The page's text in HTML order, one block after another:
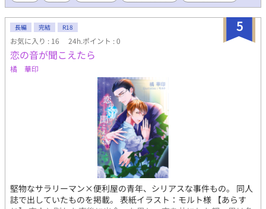
徐々に増えていきます。 タカトとその父の雅貴の間にある軋轢。
その理由は、過去にありました。 出会いの全てが、過去とその罪
に繋がり、その絡まりを解いていく。 二人の成長を描いた第二弾
です。
5
長編 完結 R18
お気に入り : 16 24h.ポイント : 0
恋の音が聞こえたら
橘 華印
堅物なサラリーマン×便利屋の青年、シリアスな事件もの。 同人
誌で出していたものを掲載。 表紙イラスト：モルト様 【あらす